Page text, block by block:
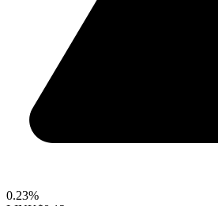
0.23%